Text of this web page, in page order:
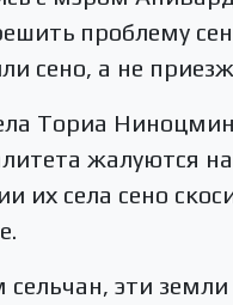
проблему
сено, а не
Ториа
жалуются
их села сено
сельчан, эти